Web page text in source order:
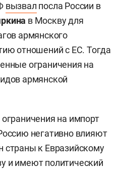
вызвал посла России в
в Москву для
армянского
отношений с ЕС. Тогда
ограничения на
армянской
ограничения на импорт
негативно влияют
страны к Евразийскому
и имеют политический